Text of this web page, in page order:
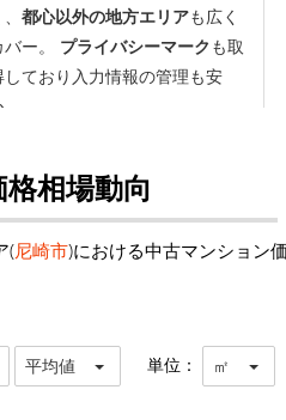
相場動向
(尼崎市)における中古マンション
平均値 単位： ㎡